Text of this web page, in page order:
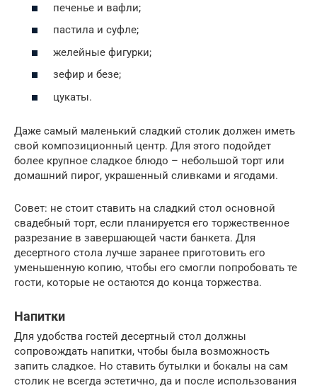
печенье и вафли;
пастила и суфле;
желейные фигурки;
зефир и безе;
цукаты.
Даже самый маленький сладкий столик должен иметь
свой композиционный центр. Для этого подойдет
более крупное сладкое блюдо – небольшой торт или
домашний пирог, украшенный сливками и ягодами.
Совет: не стоит ставить на сладкий стол основной
свадебный торт, если планируется его торжественное
разрезание в завершающей части банкета. Для
десертного стола лучше заранее приготовить его
уменьшенную копию, чтобы его смогли попробовать те
гости, которые не остаются до конца торжества.
Напитки
Для удобства гостей десертный стол должны
сопровождать напитки, чтобы была возможность
запить сладкое. Но ставить бутылки и бокалы на сам
столик не всегда эстетично, да и после использования